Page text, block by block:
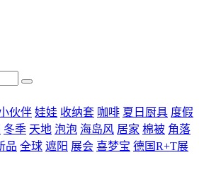
伙伴 娃娃 收纳套 咖啡 夏日厨具 度假
冬季 天地 泡泡 海岛风 居家 棉被 角落
品 全球 遮阳 展会 喜梦宝 德国R+T展